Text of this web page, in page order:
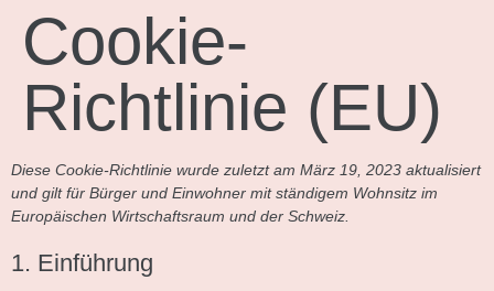
Cookie-
Richtlinie (EU)
Diese Cookie-Richtlinie wurde zuletzt am März 19, 2023 aktualisiert
und gilt für Bürger und Einwohner mit ständigem Wohnsitz im
Europäischen Wirtschaftsraum und der Schweiz.
1. Einführung